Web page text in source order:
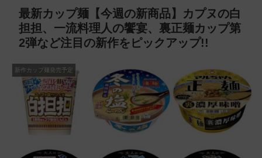
最新カップ麺【今週の新商品】カプヌの白
担担、一流料理人の饗宴、裏正麺カップ第
2弾など注目の新作をピックアップ!!
新作カップ麺発売予定